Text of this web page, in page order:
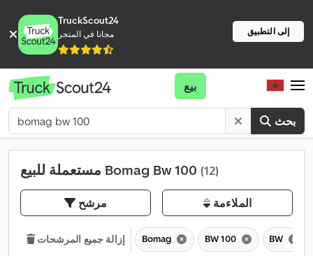
TruckScout24
مجانا في المتجر إلى التطبيق
بحث
بيع
مستعملة للبيع Bomag Bw 100 (12)
مرشح الملاءمة
إزالة جميع المرشحات Bomag BW 100 BW